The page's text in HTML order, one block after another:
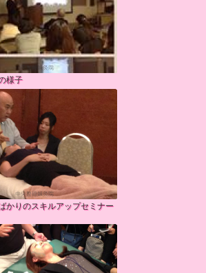
様子
かりのスキルアップセミナー